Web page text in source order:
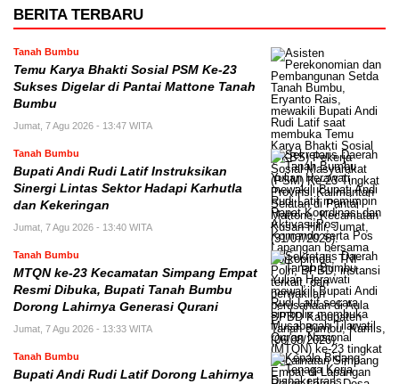
BERITA TERBARU
Tanah Bumbu
Temu Karya Bhakti Sosial PSM Ke-23
Sukses Digelar di Pantai Mattone Tanah
Bumbu
Jumat, 7 Agu 2026 - 13:47 WITA
Tanah Bumbu
Bupati Andi Rudi Latif Instruksikan
Sinergi Lintas Sektor Hadapi Karhutla
dan Kekeringan
Jumat, 7 Agu 2026 - 13:40 WITA
Tanah Bumbu
MTQN ke-23 Kecamatan Simpang Empat
Resmi Dibuka, Bupati Tanah Bumbu
Dorong Lahirnya Generasi Qurani
Jumat, 7 Agu 2026 - 13:33 WITA
Tanah Bumbu
Bupati Andi Rudi Latif Dorong Lahirnya